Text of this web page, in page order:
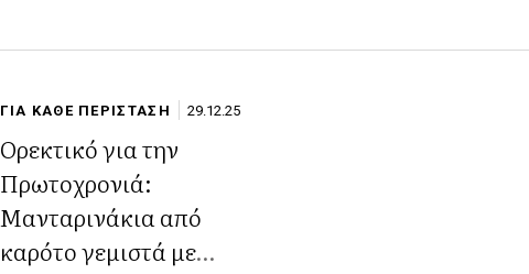
ΓΙΑ ΚΑΘΕ ΠΕΡΙΣΤΑΣΗ 29.12.25
Ορεκτικό για την
Πρωτοχρονιά:
Μανταρινάκια από
καρότο γεμιστά με